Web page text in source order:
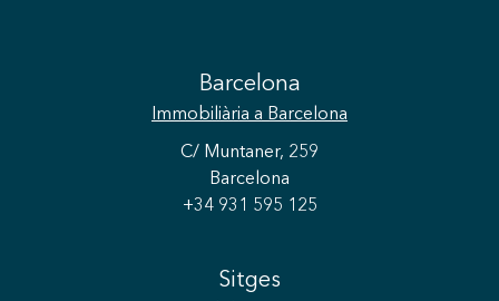
Barcelona
Immobiliària a Barcelona
C/ Muntaner, 259
Barcelona
+34 931 595 125
Sitges